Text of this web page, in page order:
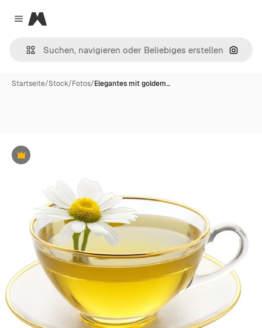
Close menu
Magnific
Nach
Startseite/Stock/Fotos/Elegantes mit goldem…
Premium